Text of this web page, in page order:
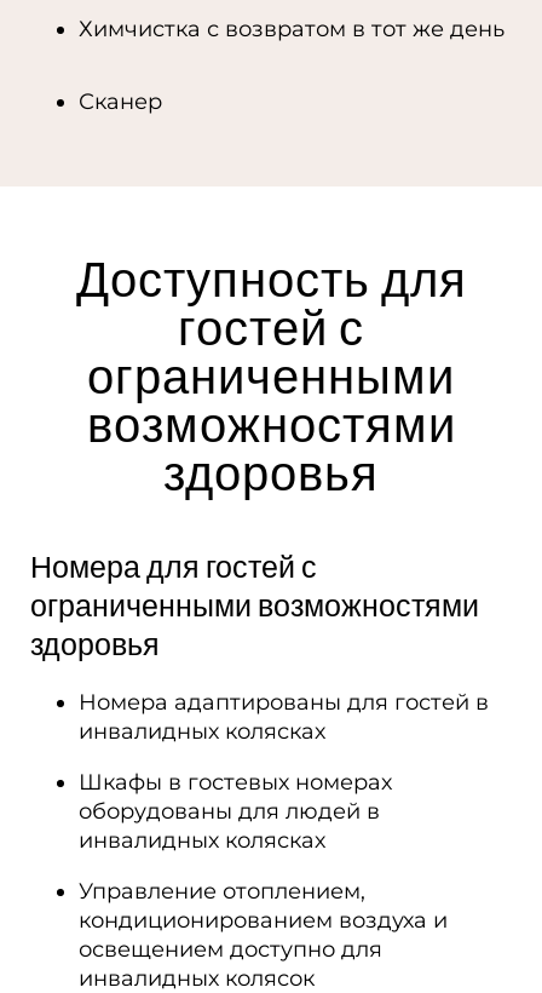
Химчистка с возвратом в тот же день
Сканер
Доступность для
гостей с
ограниченными
возможностями
здоровья
Номера для гостей с
ограниченными возможностями
здоровья
Номера адаптированы для гостей в
инвалидных колясках
Шкафы в гостевых номерах
оборудованы для людей в
инвалидных колясках
Управление отоплением,
кондиционированием воздуха и
освещением доступно для
инвалидных колясок